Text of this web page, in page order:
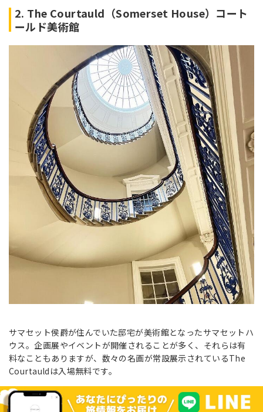
2. The Courtauld（Somerset House）コート
ールド美術館
サマセット侯爵が住んでいた邸宅が美術館となったサマセットハ
ウス。企画展やイベントが開催されることが多く、それらは有
料なこともありますが、数々の名画が常設展示されているThe
Courtauldは入場無料です。